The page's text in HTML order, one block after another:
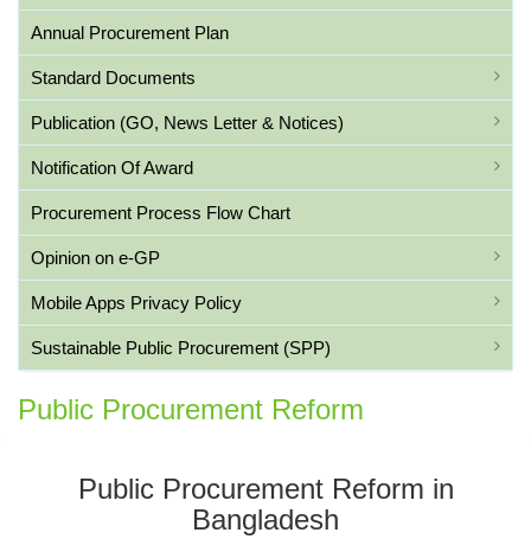
Annual Procurement Plan
Standard Documents
Publication (GO, News Letter & Notices)
Notification Of Award
Procurement Process Flow Chart
Opinion on e-GP
Mobile Apps Privacy Policy
Sustainable Public Procurement (SPP)
Public Procurement Reform
Public Procurement Reform in
Bangladesh